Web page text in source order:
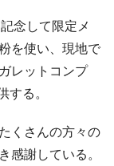
念して限定メ
を使い、現地で
レットコンプ
る。
くさんの方々の
感謝している。